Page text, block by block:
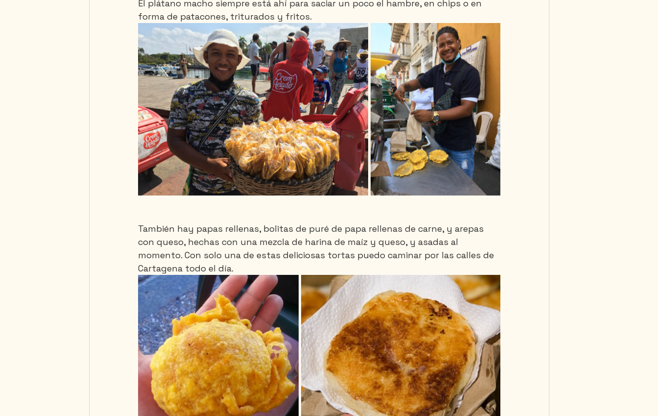
El plátano macho siempre está ahí para saciar un poco el hambre, en chips o en
forma de patacones, triturados y fritos.
También hay papas rellenas, bolitas de puré de papa rellenas de carne, y arepas
con queso, hechas con una mezcla de harina de maíz y queso, y asadas al
momento. Con solo una de estas deliciosas tortas puedo caminar por las calles de
Cartagena todo el día.